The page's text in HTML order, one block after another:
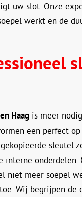
uw slot. Onze
werkt en de
Haag is meer
een perfect
sleutel
niet meer soepel
Wij begrijpen de